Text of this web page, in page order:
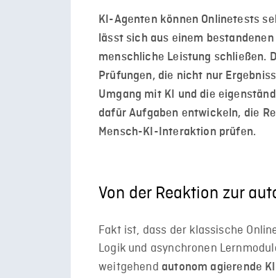
KI-Agenten können Onlinetests
lässt sich aus einem
menschliche Leistung schließen.
Prüfungen, die nicht nur
Umgang mit KI und die
dafür Aufgaben entwickeln, die
Mensch-KI-Interaktion prüfen.
Von der Reaktion zur
Fakt ist, dass der klassische
Logik und asynchronen
weitgehend autonom agierende